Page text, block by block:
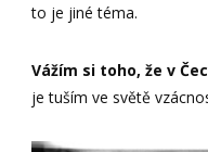
to je jiné téma.
Vážím si toho, že v
je tuším ve světě